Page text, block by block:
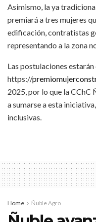
Asimismo, la ya
premiará a tres mujeres
edificación, contratistas
representando a la zona
Las postulaciones
https://
2025, por lo que la CChC
a sumarse a esta
inclusivas.
Home Ñuble Agro